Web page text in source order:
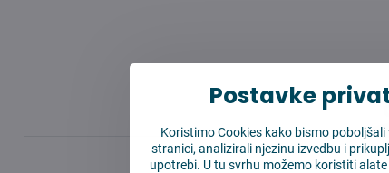
Postavke
Koristimo Cookies kako bismo
stranici, analizirali njezinu izvedbu i
upotrebi. U tu svrhu možemo koristiti